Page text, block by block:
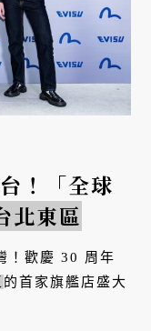
！「全球
北東區
！歡慶 30 周年
的首家旗艦店盛大